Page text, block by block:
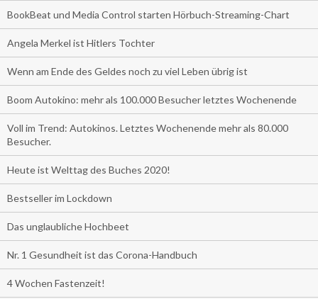
BookBeat und Media Control starten Hörbuch-Streaming-Chart
Angela Merkel ist Hitlers Tochter
Wenn am Ende des Geldes noch zu viel Leben übrig ist
Boom Autokino: mehr als 100.000 Besucher letztes Wochenende
Voll im Trend: Autokinos. Letztes Wochenende mehr als 80.000
Besucher.
Heute ist Welttag des Buches 2020!
Bestseller im Lockdown
Das unglaubliche Hochbeet
Nr. 1 Gesundheit ist das Corona-Handbuch
4 Wochen Fastenzeit!